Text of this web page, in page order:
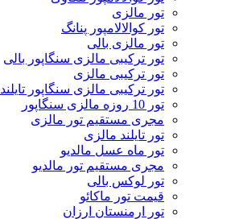
تور مالزی
تور کوالالامپور پنانگ
تور مالزی بالی
تور ترکیبی مالزی سنگاپور بالی
تور ترکیبی مالزی
تور ترکیبی مالزی سنگاپور تایلند
تور 10 روزه مالزی سنگاپور
مجری مستقیم تور مالزی
تور تایلند مالزی
تور ماه عسل مالدیو
مجری مستقیم تور مالدیو
تور لوکس بالی
قیمت تور ماکائو
تور ارمنستان ارزان